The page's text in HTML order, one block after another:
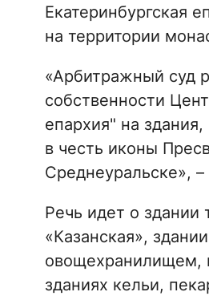
Екатеринбургская
на территории
«Арбитражный суд
собственности
епархия" на
в честь иконы
Среднеуральске»,
Речь идет о здании
«Казанская»,
овощехранилищем,
зданиях кельи,